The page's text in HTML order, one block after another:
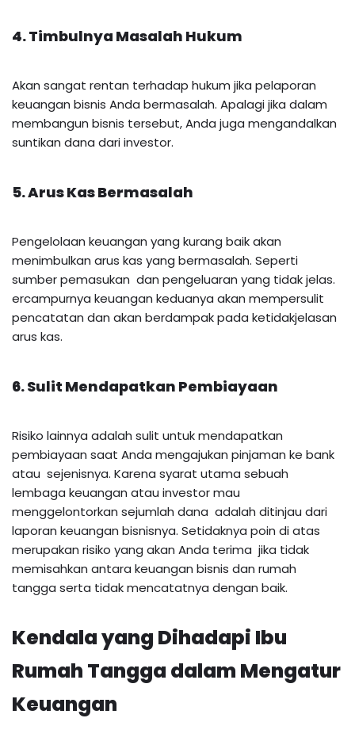
4. Timbulnya Masalah Hukum
Akan sangat rentan terhadap hukum jika pelaporan
keuangan bisnis Anda bermasalah. Apalagi jika dalam
membangun bisnis tersebut, Anda juga mengandalkan
suntikan dana dari investor.
5. Arus Kas Bermasalah
Pengelolaan keuangan yang kurang baik akan
menimbulkan arus kas yang bermasalah. Seperti
sumber pemasukan dan pengeluaran yang tidak jelas.
ercampurnya keuangan keduanya akan mempersulit
pencatatan dan akan berdampak pada ketidakjelasan
arus kas.
6. Sulit Mendapatkan Pembiayaan
Risiko lainnya adalah sulit untuk mendapatkan
pembiayaan saat Anda mengajukan pinjaman ke bank
atau sejenisnya. Karena syarat utama sebuah
lembaga keuangan atau investor mau
menggelontorkan sejumlah dana adalah ditinjau dari
laporan keuangan bisnisnya. Setidaknya poin di atas
merupakan risiko yang akan Anda terima jika tidak
memisahkan antara keuangan bisnis dan rumah
tangga serta tidak mencatatnya dengan baik.
Kendala yang Dihadapi Ibu
Rumah Tangga dalam Mengatur
Keuangan